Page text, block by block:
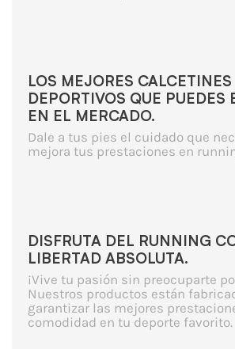
LOS MEJORES CALCETINES
DEPORTIVOS QUE PUEDES
EN EL MERCADO.
Dale a tus pies el cuidado que
mejora tus prestaciones en
DISFRUTA DEL RUNNING
LIBERTAD ABSOLUTA.
¡Vive tu pasión sin preocuparte
Nuestros productos están
garantizar las mejores
comodidad en tu deporte favorito.